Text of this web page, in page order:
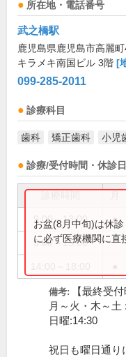
所在地・電話番号
武之橋駅
鹿児島県鹿児島市高麗
キラメキ南国ビル 3階 [
099-285-2011
診療科目
歯科 矯正歯科 小児
診療/受付時間・休診日
9:00～13:00 ●
9:00～15:00
お盆(8月中旬)は休
に必ず医療機関に直
備考:
【最終受付
月～火・木～土
日曜:14:30
祝日も曜日通り